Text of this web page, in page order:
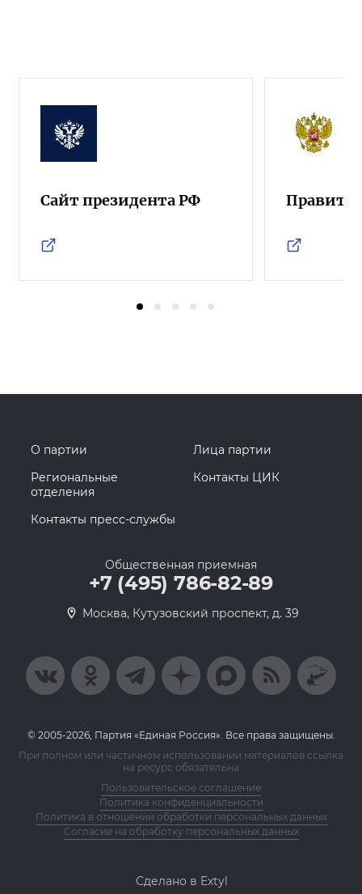
Сайт президента РФ
О партии
Лица партии
Региональные
отделения
Контакты ЦИК
Контакты пресс-службы
Общественная приемная
+7 (495) 786-82-89
Москва, Кутузовский проспект, д. 39
© 2005-2026, Партия «Единая Россия». Все права защищены.
При полном или частичном использовании материалов ссылка
на ресурс обязательна
Пользовательское соглашение
Политика конфиденциальности
Политика в отношении обработки персональных данных
Согласие на обработку персональных данных
Сделано в Extyl